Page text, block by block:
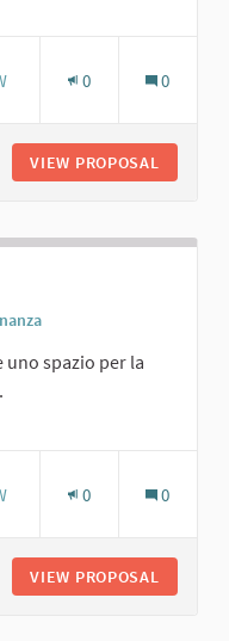
0 0
VIEW PROPOSAL
uno spazio per la
0 0
VIEW PROPOSAL